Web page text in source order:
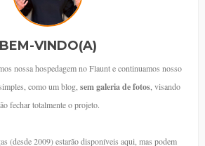
BEM-VINDO(A)
nossa hospedagem no Flaunt e continuamos nosso
como um blog, sem galeria de fotos , visando
fechar totalmente o projeto.
(desde 2009) estarão disponíveis aqui, mas podem